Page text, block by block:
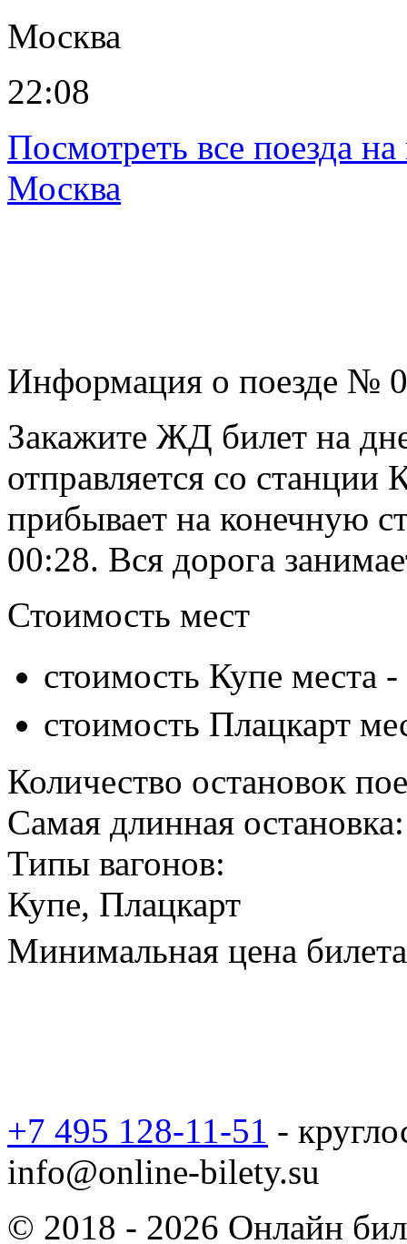
Москва
22:08
Посмотреть все поезда
Москва
Информация о поезде №
Закажите ЖД билет на
отправляется со
прибывает на конечную
00:28. Вся дорога
Стоимость мест
стоимость Купе места -
стоимость Плацкарт
Количество остановок
Самая длинная остановка:
Типы вагонов:
Купе, Плацкарт
Минимальная цена билета
+7 495 128-11-51 -
info@online-bilety.su
© 2018 - 2026 Онлайн